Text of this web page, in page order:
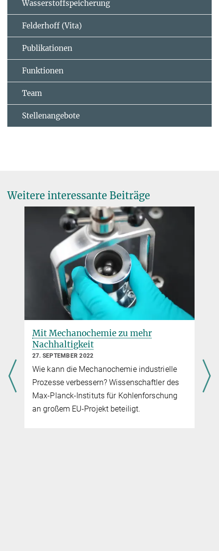
Wasserstoffspeicherung
Felderhoff (Vita)
Publikationen
Funktionen
Team
Stellenangebote
Weitere interessante Beiträge
Mit Mechanochemie zu mehr
Nachhaltigkeit
27. SEPTEMBER 2022
Wie kann die Mechanochemie industrielle
Prozesse verbessern? Wissenschaftler des
Max-Planck-Instituts für Kohlenforschung
an großem EU-Projekt beteiligt.